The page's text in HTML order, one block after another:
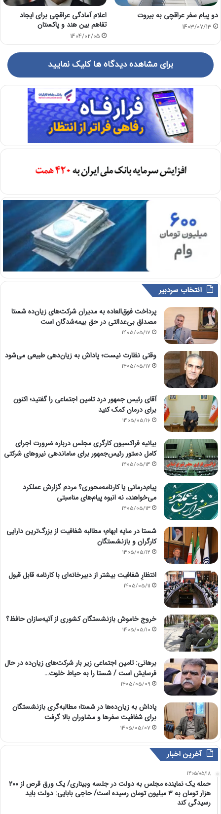
دو پیام سفر عراقچی به بیروت
1403/07/13
اعلام آمادگی عراقچی برای ایجاد
تفاهم بین هند و پاکستان
1404/02/05
برای مشاهده دیدگاه ها کلیک نمایید
انتخاب سردبیر
پرداخت فوق‌العاده به مدیران شرکت‌های زیان‌ده شستا
مصداق بی‌عدالتی در حق بیمه‌شدگان است
1405/05/17
وقتی نظارت نیست؛ پاداش به زیان‌دهی طبیعی می‌شود
1405/05/17
آقای رئیس جمهور درد تامین اجتماعی را گفتید؛ اکنون
برای درمان کمک کنید
1405/05/16
بیانیه فراکسیون کارگری مجلس درباره ضرورت اجرای
کامل دستور رئیس‌جمهور برای ساماندهی نیروهای شرکتی
1405/05/14
پیام‌درمانی یا کارنامه‌محوری؟ مردم گزارش عملکرد
می‌خواهند، نه انبوه پیام‌های مناسبتی
1405/05/13
شستا در سایه ابهام؛ مطالبه شفافیت از بزرگ‌ترین دارایی
کارگران و بازنشستگان
1405/05/12
انتظارِ شفافیت بیشتر از دبیرخانه‌ای با کارنامه قابل قبول
1405/05/11
خروج خاموش بازنشستگان کشوری از آتیه‌سازان حافظ؟
1405/05/10
برهانی: تامین اجتماعی زیر بار شرکت‌های زیان‌ده در حال
فرسایش است / شستا را به حیاط خلوت…
1405/05/09
پاداش به زیان‌ده‌ها در شستا؛ مطالبه‌گری بازنشستگان
برای شفافیت سفرها و مشاوران بالا گرفت
1405/05/07
آخرین اخبار
1405/05/18
حمله یک نماینده مجلس به دولت در جلسه وبیناری/ یک ورق قرص از ۲۰۰
هزار تومان به ۳ میلیون تومان رسیده است/ حاجی بابایی: دولت باید
رسیدگی کند